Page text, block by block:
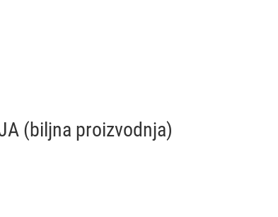
(biljna proizvodnja)